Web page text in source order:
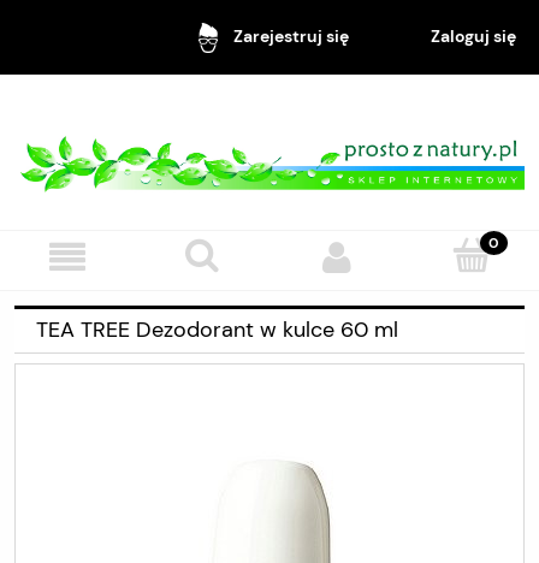
Zarejestruj się Zaloguj się
TEA TREE Dezodorant w kulce 60 ml